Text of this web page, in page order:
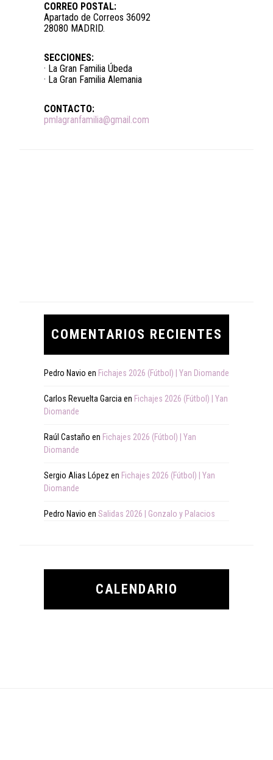
CORREO POSTAL:
Apartado de Correos 36092
28080 MADRID.
SECCIONES:
· La Gran Familia Úbeda
· La Gran Familia Alemania
CONTACTO:
pmlagranfamilia@gmail.com
COMENTARIOS RECIENTES
Pedro Navio en Fichajes 2026 (Fútbol) | Yan Diomande
Carlos Revuelta Garcia en Fichajes 2026 (Fútbol) | Yan
Diomande
Raúl Castaño en Fichajes 2026 (Fútbol) | Yan
Diomande
Sergio Alias López en Fichajes 2026 (Fútbol) | Yan
Diomande
Pedro Navio en Salidas 2026 | Gonzalo y Palacios
CALENDARIO